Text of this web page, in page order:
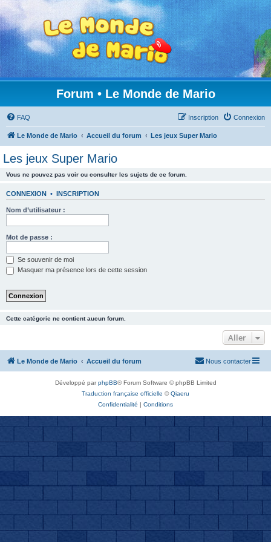
Forum • Le Monde de Mario
FAQ Connexion
Inscription
Le Monde de Mario Accueil du forum Les jeux Super Mario
Les jeux Super Mario
Vous ne pouvez pas voir ou consulter les sujets de ce forum.
CONNEXION • INSCRIPTION
Nom d’utilisateur :
Mot de passe :
Se souvenir de moi
Masquer ma présence lors de cette session
Cette catégorie ne contient aucun forum.
Aller
Le Monde de Mario Accueil du forum Nous contacter
Développé parphpBB® Forum Software © phpBB Limited
Traduction française officielle ©Qiaeru
Confidentialité | Conditions